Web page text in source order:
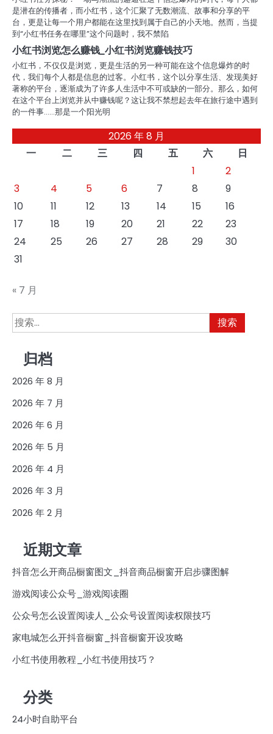
是潜在的传播者，而小红书，这个汇聚了无数潮流、故事和分享的平
台，更是让每一个用户都能在这里找到属于自己的小天地。然而，当提
到“小红书任务在哪里”这个问题时，我不禁陷
小红书浏览怎么赚钱_小红书浏览赚钱技巧
小红书，不仅仅是浏览，更是生活的另一种可能在这个信息爆炸的时
代，我们每个人都是信息的过客。小红书，这个以分享生活、发现美好
著称的平台，逐渐成为了许多人生活中不可或缺的一部分。那么，如何
在这个平台上浏览并从中赚钱呢？这让我不禁想起去年在旅行途中遇到
的一件事……那是一个阳光明
2026 年 8 月
一
二 三 四 五 六
日
1
2
3
4 5 6 7 8
9
10
11 12 13 14 15
16
17
18 19 20 21 22
23
24
25 26 27 28 29
30
31
« 7 月
搜
索：
归档
2026 年 8 月
2026 年 7 月
2026 年 6 月
2026 年 5 月
2026 年 4 月
2026 年 3 月
2026 年 2 月
近期文章
抖音怎么开商品橱窗图文_抖音商品橱窗开启步骤图解
游戏阅读公众号_游戏阅读圈
公众号怎么设置阅读人_公众号设置阅读权限技巧
家电城怎么开抖音橱窗_抖音橱窗开设攻略
小红书使用教程_小红书使用技巧？
分类
24小时自助平台